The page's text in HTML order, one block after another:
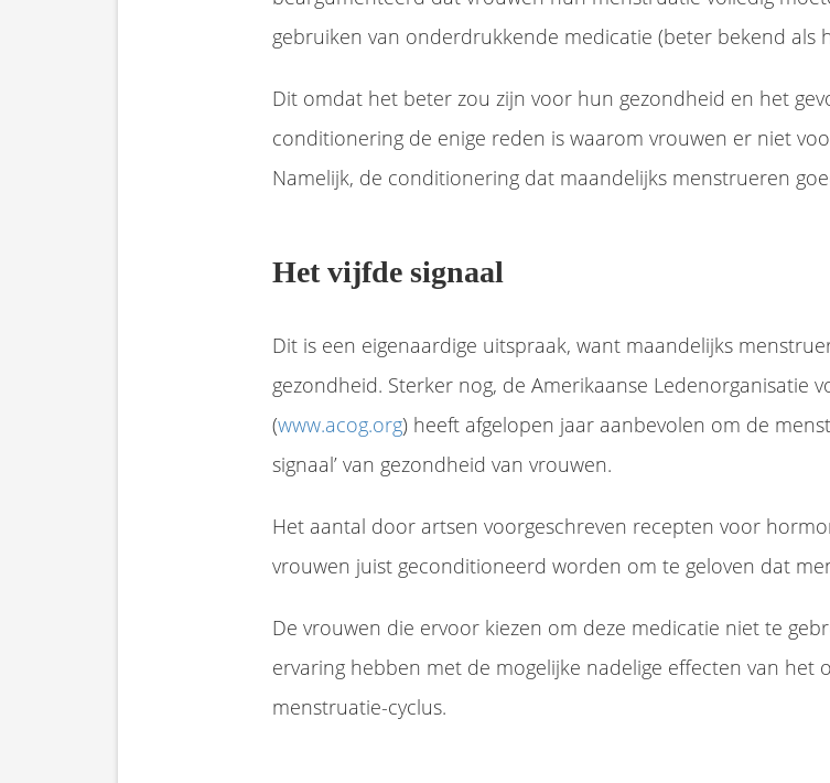
gebruiken van onderdrukkende medicatie (beter bekend als
Dit omdat het beter zou zijn voor hun gezondheid en het
conditionering de enige reden is waarom vrouwen er niet
Namelijk, de conditionering dat maandelijks menstrueren
Het vijfde signaal
Dit is een eigenaardige uitspraak, want maandelijks
gezondheid. Sterker nog, de Amerikaanse Ledenorganisatie
(www.acog.org) heeft afgelopen jaar aanbevolen om de
signaal’ van gezondheid van vrouwen.
Het aantal door artsen voorgeschreven recepten voor
vrouwen juist geconditioneerd worden om te geloven dat
De vrouwen die ervoor kiezen om deze medicatie niet te
ervaring hebben met de mogelijke nadelige effecten van
menstruatie-cyclus.